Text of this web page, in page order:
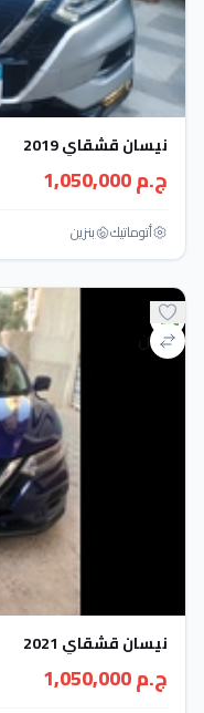
نيسان قشقاي 2019
ج.م 1,050,000
أتوماتيك‎ بنزين
نيسان قشقاي 2021
ج.م 1,050,000